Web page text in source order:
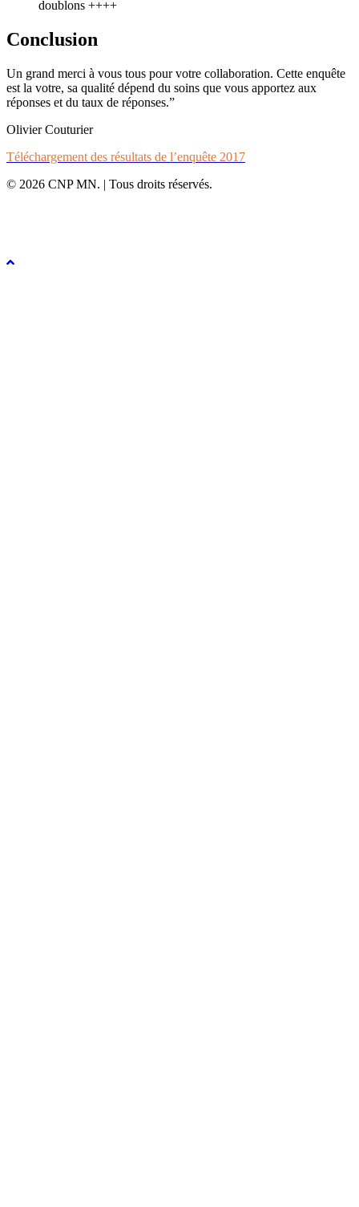
doublons ++++
Conclusion
Un grand merci à vous tous pour votre collaboration. Cette enquête
est la votre, sa qualité dépend du soins que vous apportez aux
réponses et du taux de réponses.”
Olivier Couturier
Téléchargement des résultats de l’enquête 2017
© 2026 CNP MN. | Tous droits réservés.